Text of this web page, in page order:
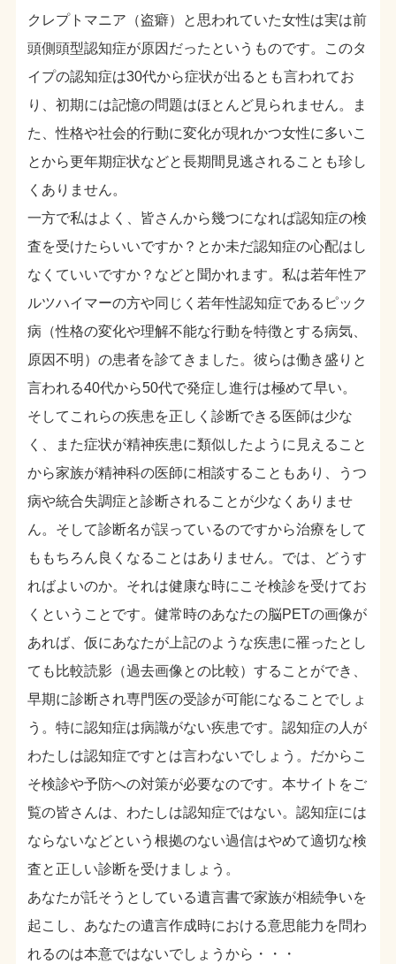
クレプトマニア（盗癖）と思われていた女性は実は前
頭側頭型認知症が原因だったというものです。このタ
イプの認知症は30代から症状が出るとも言われてお
り、初期には記憶の問題はほとんど見られません。ま
た、性格や社会的行動に変化が現れかつ女性に多いこ
とから更年期症状などと長期間見逃されることも珍し
くありません。
一方で私はよく、皆さんから幾つになれば認知症の検
査を受けたらいいですか？とか未だ認知症の心配はし
なくていいですか？などと聞かれます。私は若年性ア
ルツハイマーの方や同じく若年性認知症であるピック
病（性格の変化や理解不能な行動を特徴とする病気、
原因不明）の患者を診てきました。彼らは働き盛りと
言われる40代から50代で発症し進行は極めて早い。
そしてこれらの疾患を正しく診断できる医師は少な
く、また症状が精神疾患に類似したように見えること
から家族が精神科の医師に相談することもあり、うつ
病や統合失調症と診断されることが少なくありませ
ん。そして診断名が誤っているのですから治療をして
ももちろん良くなることはありません。では、どうす
ればよいのか。それは健康な時にこそ検診を受けてお
くということです。健常時のあなたの脳PETの画像が
あれば、仮にあなたが上記のような疾患に罹ったとし
ても比較読影（過去画像との比較）することができ、
早期に診断され専門医の受診が可能になることでしょ
う。特に認知症は病識がない疾患です。認知症の人が
わたしは認知症ですとは言わないでしょう。だからこ
そ検診や予防への対策が必要なのです。本サイトをご
覧の皆さんは、わたしは認知症ではない。認知症には
ならないなどという根拠のない過信はやめて適切な検
査と正しい診断を受けましょう。
あなたが託そうとしている遺言書で家族が相続争いを
起こし、あなたの遺言作成時における意思能力を問わ
れるのは本意ではないでしょうから・・・